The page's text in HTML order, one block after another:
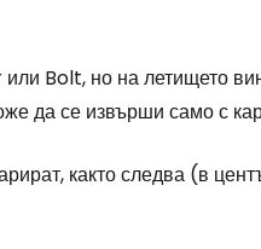
Bolt, но на летището
да се извърши само с
както следва (в